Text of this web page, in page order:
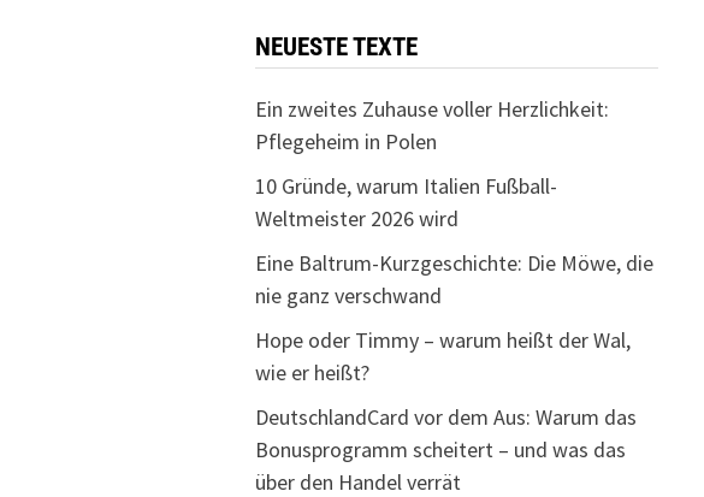
NEUESTE TEXTE
Ein zweites Zuhause voller Herzlichkeit:
Pflegeheim in Polen
10 Gründe, warum Italien Fußball-
Weltmeister 2026 wird
Eine Baltrum-Kurzgeschichte: Die Möwe, die
nie ganz verschwand
Hope oder Timmy – warum heißt der Wal,
wie er heißt?
DeutschlandCard vor dem Aus: Warum das
Bonusprogramm scheitert – und was das
über den Handel verrät